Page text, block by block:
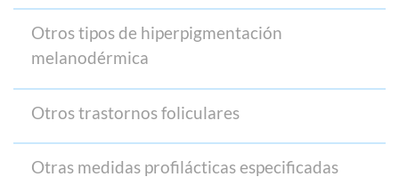
Otros tipos de hiperpigmentación
melanodérmica
Otros trastornos foliculares
Otras medidas profilácticas especificadas